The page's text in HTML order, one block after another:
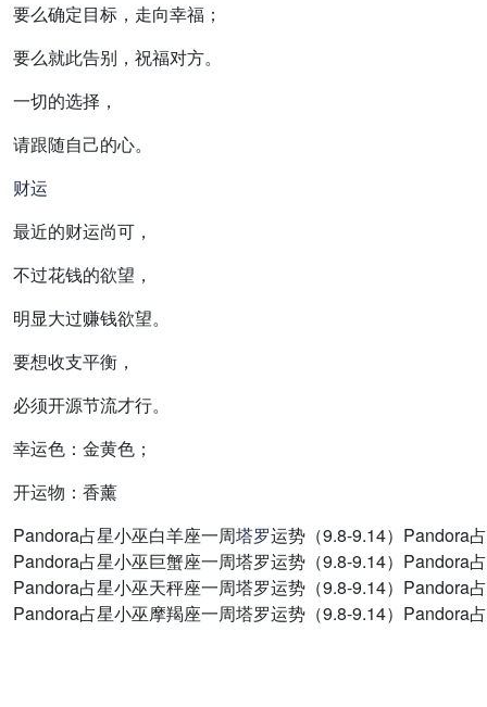
要么确定目标，走向幸福；
要么就此告别，祝福对方。
一切的选择，
请跟随自己的心。
财运
最近的财运尚可，
不过花钱的欲望，
明显大过赚钱欲望。
要想收支平衡，
必须开源节流才行。
幸运色：金黄色；
开运物：香薰
Pandora占星小巫白羊座一周塔罗运势（9.8-9.14）Pandora
Pandora占星小巫巨蟹座一周塔罗运势（9.8-9.14）Pandora
Pandora占星小巫天秤座一周塔罗运势（9.8-9.14）Pandora
Pandora占星小巫摩羯座一周塔罗运势（9.8-9.14）Pandora